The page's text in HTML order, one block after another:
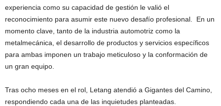
experiencia como su capacidad de gestión le valió el
reconocimiento para asumir este nuevo desafío profesional. En un
momento clave, tanto de la industria automotriz como la
metalmecánica, el desarrollo de productos y servicios específicos
para ambas imponen un trabajo meticuloso y la conformación de
un gran equipo.
Tras ocho meses en el rol, Letang atendió a Gigantes del Camino,
respondiendo cada una de las inquietudes planteadas.